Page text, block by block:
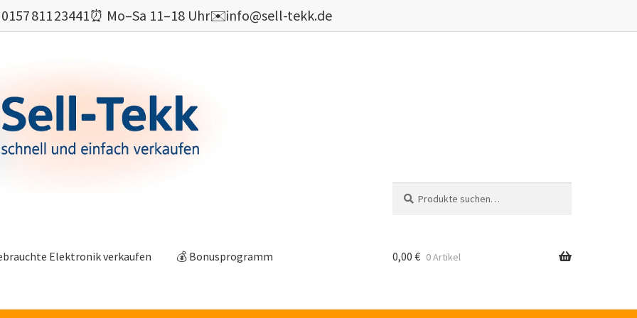
0157 811 23441⏰ Mo–Sa 11–18 Uhr✉️info@sell-tekk.de
nach:
Elektronik verkaufen 💰 Bonusprogramm 0,00 € 0 Artikel